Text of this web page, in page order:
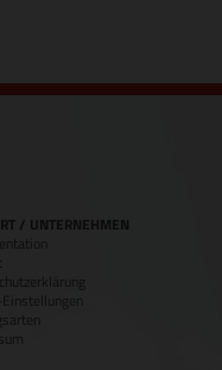
/ UNTERNEHMEN
Einstellungen